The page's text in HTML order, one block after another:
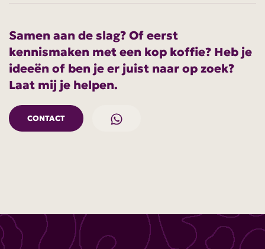
Samen aan de slag? Of eerst
kennismaken met een kop koffie? Heb je
ideeën of ben je er juist naar op zoek?
Laat mij je helpen.
CONTACT